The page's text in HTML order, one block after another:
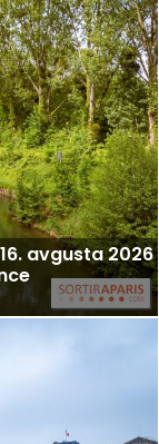
avgusta 2026